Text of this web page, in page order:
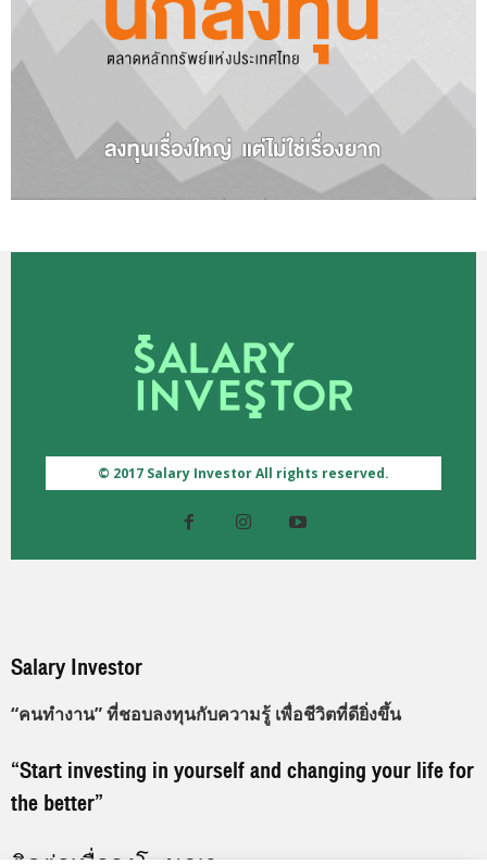
© 2017 Salary Investor All rights reserved.
Salary Investor
“คนทำงาน” ที่ชอบลงทุนกับความรู้ เพื่อชีวิตที่ดียิ่งขึ้น
“Start investing in yourself and changing your life for
the better”